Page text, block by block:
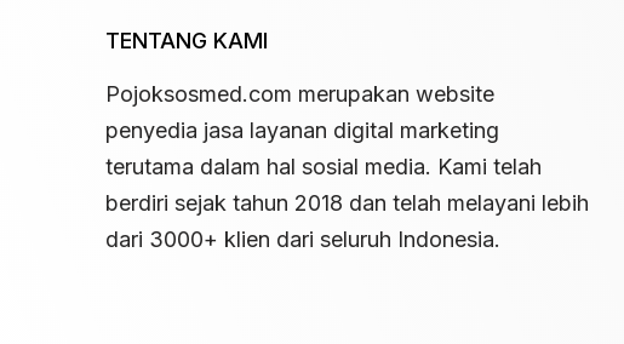
TENTANG KAMI
Pojoksosmed.com merupakan website
penyedia jasa layanan digital marketing
terutama dalam hal sosial media. Kami telah
berdiri sejak tahun 2018 dan telah melayani lebih
dari 3000+ klien dari seluruh Indonesia.